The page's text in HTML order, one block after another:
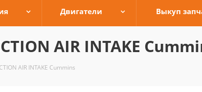
Двигатели Выкуп
AIR INTAKE
AIR INTAKE Cummins